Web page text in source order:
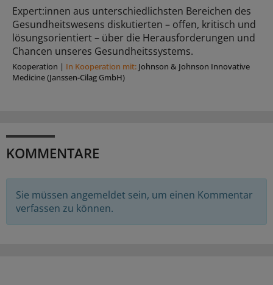
Expert:innen aus unterschiedlichsten Bereichen des
Gesundheitswesens diskutierten – offen, kritisch und
lösungsorientiert – über die Herausforderungen und
Chancen unseres Gesundheitssystems.
Kooperation | In Kooperation mit: Johnson & Johnson Innovative
Medicine (Janssen-Cilag GmbH)
KOMMENTARE
Sie müssen angemeldet sein, um einen Kommentar
verfassen zu können.